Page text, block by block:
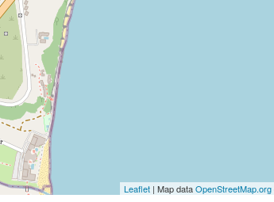
Leaflet | Map dataOpenStreetMap.org